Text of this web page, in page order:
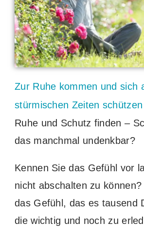
Zur Ruhe kommen und sich
stürmischen Zeiten
Ruhe und Schutz finden –
das manchmal undenkbar?
Kennen Sie das Gefühl vor
nicht abschalten zu
das Gefühl, das es tausend
die wichtig und noch zu